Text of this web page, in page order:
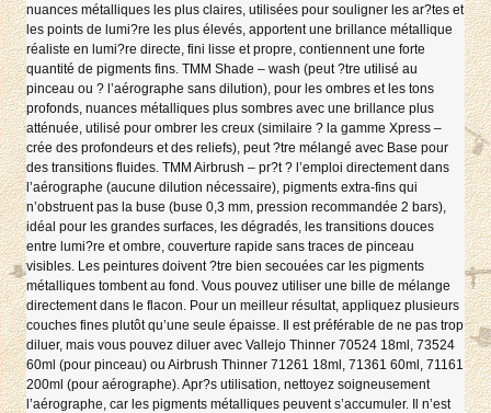
nuances métalliques les plus claires, utilisées pour souligner les ar?tes et
les points de lumi?re les plus élevés, apportent une brillance métallique
réaliste en lumi?re directe, fini lisse et propre, contiennent une forte
quantité de pigments fins. TMM Shade – wash (peut ?tre utilisé au
pinceau ou ? l’aérographe sans dilution), pour les ombres et les tons
profonds, nuances métalliques plus sombres avec une brillance plus
atténuée, utilisé pour ombrer les creux (similaire ? la gamme Xpress –
crée des profondeurs et des reliefs), peut ?tre mélangé avec Base pour
des transitions fluides. TMM Airbrush – pr?t ? l’emploi directement dans
l’aérographe (aucune dilution nécessaire), pigments extra-fins qui
n’obstruent pas la buse (buse 0,3 mm, pression recommandée 2 bars),
idéal pour les grandes surfaces, les dégradés, les transitions douces
entre lumi?re et ombre, couverture rapide sans traces de pinceau
visibles. Les peintures doivent ?tre bien secouées car les pigments
métalliques tombent au fond. Vous pouvez utiliser une bille de mélange
directement dans le flacon. Pour un meilleur résultat, appliquez plusieurs
couches fines plutôt qu’une seule épaisse. Il est préférable de ne pas trop
diluer, mais vous pouvez diluer avec Vallejo Thinner 70524 18ml, 73524
60ml (pour pinceau) ou Airbrush Thinner 71261 18ml, 71361 60ml, 71161
200ml (pour aérographe). Apr?s utilisation, nettoyez soigneusement
l’aérographe, car les pigments métalliques peuvent s’accumuler. Il n’est